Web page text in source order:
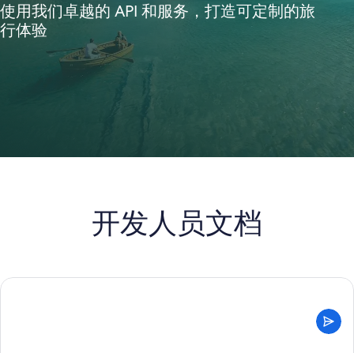
使用我们卓越的 API 和服务，打造可定制的旅
行体验
开发人员文档